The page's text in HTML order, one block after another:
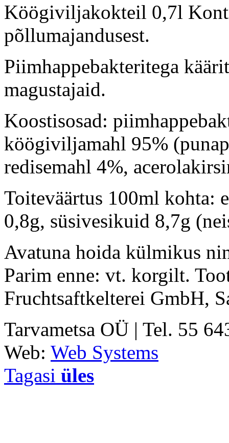
Köögiviljakokteil 0,7l
põllumajandusest.
Piimhappebakteritega
magustajaid.
Koostisosad:
köögiviljamahl 95%
redisemahl 4%,
Toiteväärtus 100ml kohta:
0,8g, süsivesikuid 8,7g
Avatuna hoida külmikus
Parim enne: vt. korgilt.
Fruchtsaftkelterei GmbH,
Tarvametsa OÜ | Tel. 55
Web: Web Systems
Tagasi üles